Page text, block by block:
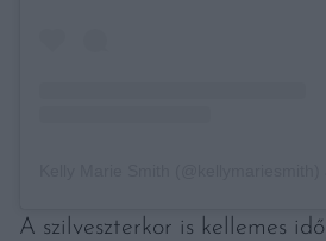
A szilveszterkor is kellemes